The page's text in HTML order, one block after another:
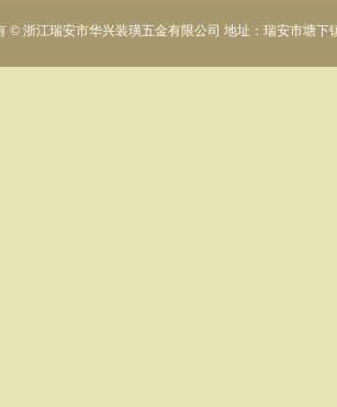
© 浙江瑞安市华兴装璜五金有限公司 地址：瑞安市塘下